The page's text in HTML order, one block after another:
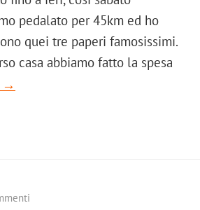
pedalato per 45km ed ho
quei tre paperi famosissimi.
casa abbiamo fatto la spesa
→